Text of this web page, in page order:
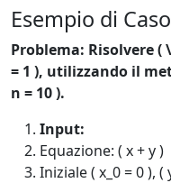
Esempio di
Problema: Risolvere (
= 1 ), utilizzando il
n = 10 ).
Input:
Equazione: ( x + y )
Iniziale ( x_0 = 0 ), (